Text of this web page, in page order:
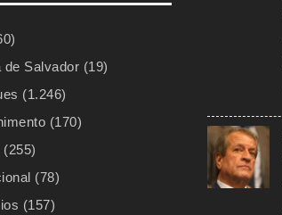
de Salvador (19)
(1.246)
(170)
(255)
(78)
(157)